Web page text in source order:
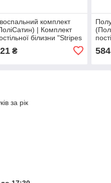
комплект
| Комплект
білизни "Stripes
x50" | Простирадло
см
₴ 584
за рік